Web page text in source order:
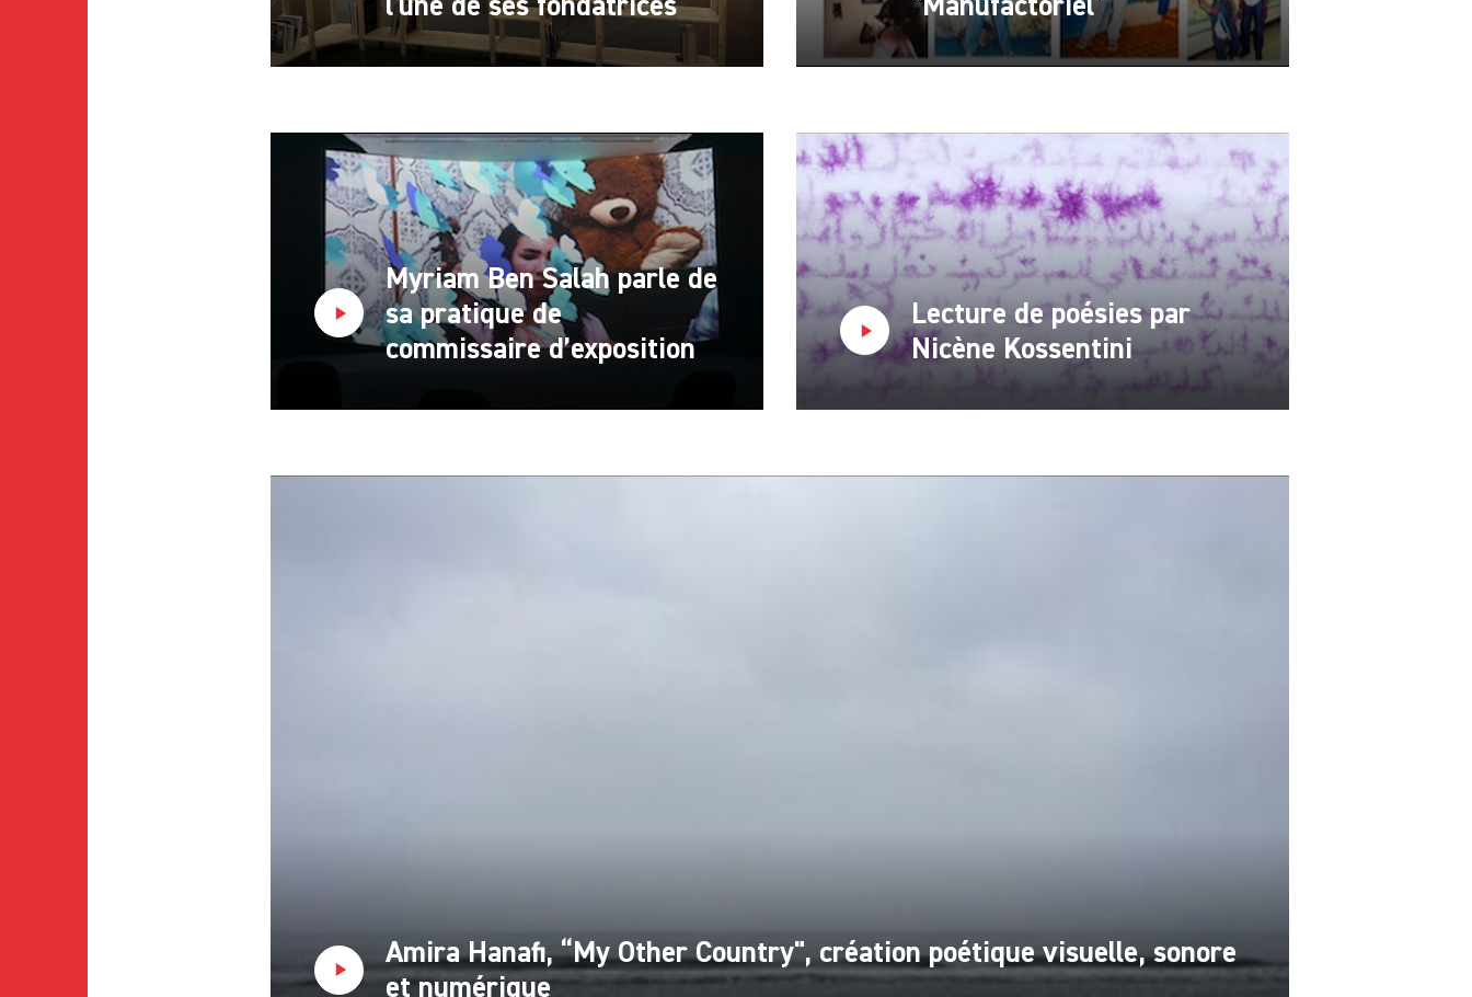
Myriam Ben Salah parle de
sa pratique de
commissaire d’exposition
Lecture de poésies par
Nicène Kossentini
Amira Hanafi, “My Other Country", création poétique visuelle, sonore
et numérique